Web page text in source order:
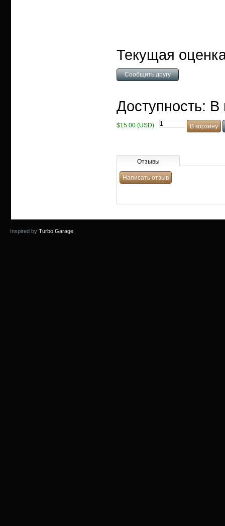
Текущая
Доступность: В
$15.00 (USD)
Отзывы
Inspired by Turbo Garage